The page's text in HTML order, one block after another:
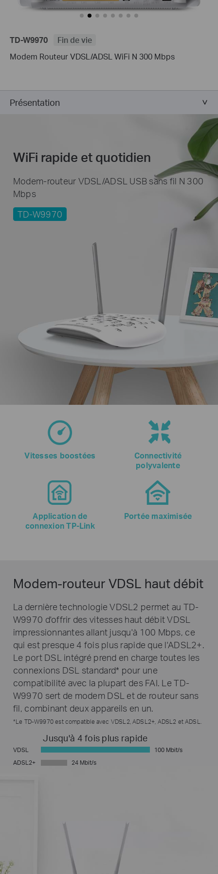
TD-W9970
Fin de vie
Modem Routeur VDSL/ADSL WiFi N 300 Mbps
Présentation
WiFi rapide et quotidien
Modem-routeur VDSL/ADSL USB sans fil N 300
Mbps
TD-W9970
Vitesses boostées
Connectivité
polyvalente
Application de
connexion TP-Link
Portée maximisée
Modem-routeur VDSL haut débit
La dernière technologie VDSL2 permet au TD-
W9970 d'offrir des vitesses haut débit VDSL
impressionnantes allant jusqu'à 100 Mbps, ce
qui est presque 4 fois plus rapide que l'ADSL2+.
Le port DSL intégré prend en charge toutes les
connexions DSL standard* pour une
compatibilité avec la plupart des FAI. Le TD-
W9970 sert de modem DSL et de routeur sans
fil, combinant deux appareils en un.
*Le TD-W9970 est compatible avec VDSL2, ADSL2+, ADSL2 et ADSL.
Jusqu'à 4 fois plus rapide
VDSL
100 Mbit/s
ADSL2+
24 Mbit/s